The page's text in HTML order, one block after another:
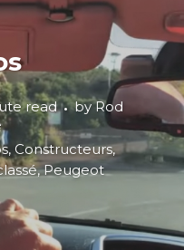
read byRod
, Constructeurs,
,Peugeot